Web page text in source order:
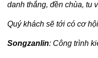
danh thắng, đền chùa, tu
Quý khách sẽ tới có cơ
Songzanlin: Công trình